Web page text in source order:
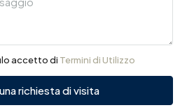
accetto di Termini di Utilizzo
richiesta di visita